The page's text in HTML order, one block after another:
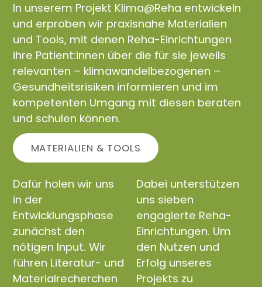
In unserem Projekt Klima@Reha entwickeln
und erproben wir praxisnahe Materialien
und Tools, mit denen Reha-Einrichtungen
ihre Patient:innen über die für sie jeweils
relevanten – klimawandelbezogenen –
Gesundheitsrisiken informieren und im
kompetenten Umgang mit diesen beraten
und schulen können.
MATERIALIEN & TOOLS
Dafür holen wir uns
in der
Entwicklungsphase
zunächst den
nötigen Input. Wir
führen Literatur- und
Materialrecherchen
Dabei unterstützen
uns sieben
engagierte Reha-
Einrichtungen. Um
den Nutzen und
Erfolg unseres
Projekts zu